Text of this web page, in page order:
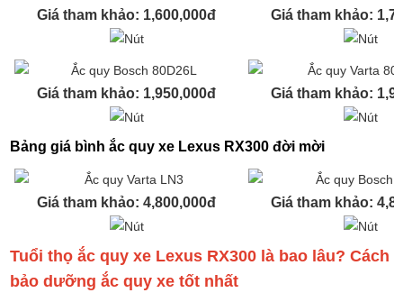
Giá tham khảo: 1,600,000đ Giá tham khảo:
Giá tham khảo: 1,950,000đ Giá tham khảo:
Bảng giá bình ắc quy xe Lexus RX300 đời mời
Giá tham khảo: 4,800,000đ Giá tham khảo:
Tuổi thọ ắc quy xe Lexus RX300 là bao lâu? Cách
bảo dưỡng ắc quy xe tốt nhất